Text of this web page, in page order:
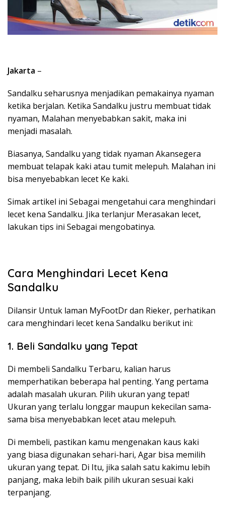
Jakarta –
Sandalku seharusnya menjadikan pemakainya nyaman
ketika berjalan. Ketika Sandalku justru membuat tidak
nyaman, Malahan menyebabkan sakit, maka ini
menjadi masalah.
Biasanya, Sandalku yang tidak nyaman Akansegera
membuat telapak kaki atau tumit melepuh. Malahan ini
bisa menyebabkan lecet Ke kaki.
Simak artikel ini Sebagai mengetahui cara menghindari
lecet kena Sandalku. Jika terlanjur Merasakan lecet,
lakukan tips ini Sebagai mengobatinya.
Cara Menghindari Lecet Kena
Sandalku
Dilansir Untuk laman MyFootDr dan Rieker, perhatikan
cara menghindari lecet kena Sandalku berikut ini:
1. Beli Sandalku yang Tepat
Di membeli Sandalku Terbaru, kalian harus
memperhatikan beberapa hal penting. Yang pertama
adalah masalah ukuran. Pilih ukuran yang tepat!
Ukuran yang terlalu longgar maupun kekecilan sama-
sama bisa menyebabkan lecet atau melepuh.
Di membeli, pastikan kamu mengenakan kaus kaki
yang biasa digunakan sehari-hari, Agar bisa memilih
ukuran yang tepat. Di Itu, jika salah satu kakimu lebih
panjang, maka lebih baik pilih ukuran sesuai kaki
terpanjang.